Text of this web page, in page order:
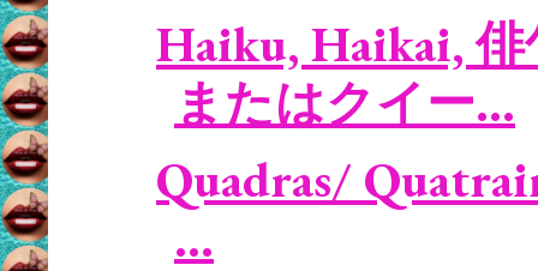
Haiku, Haikai,
またはクイー...
Quadras/
...